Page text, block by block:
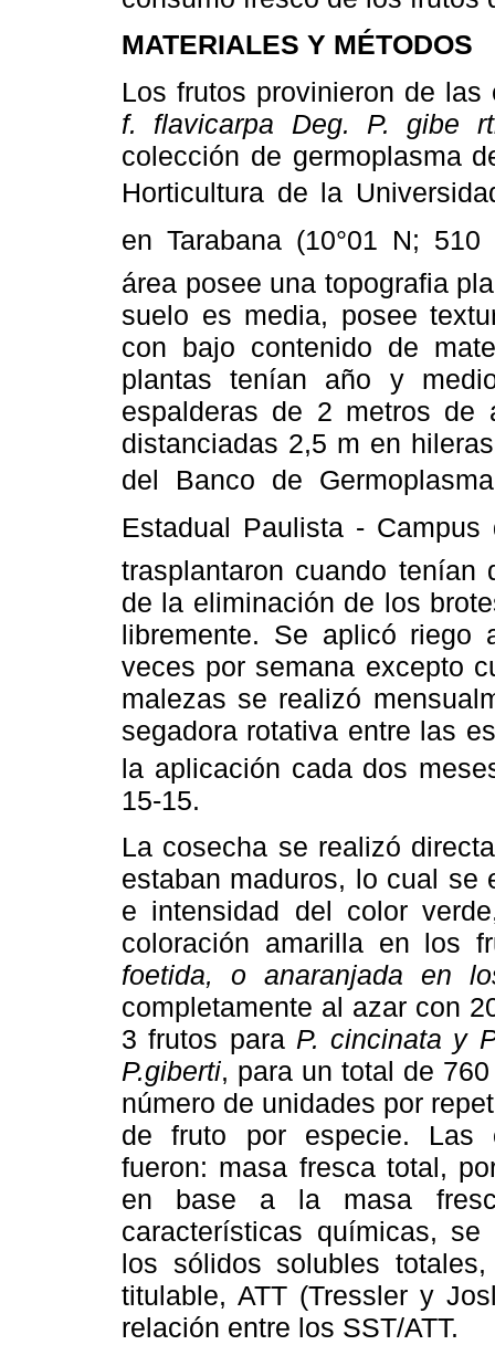
MATERIALES Y MÉTODOS
Los frutos provinieron de
f. flavicarpa Deg. P. gibe
colección de germoplasma
Horticultura de la
en Tarabana (10°01 N;
área posee una topografia
suelo es media, posee
con bajo contenido de
plantas tenían año y
espalderas de 2 metros
distanciadas 2,5 m en
del Banco de
Estadual Paulista - Campus
trasplantaron cuando
de la eliminación de los
libremente. Se aplicó
veces por semana excepto
malezas se realizó
segadora rotativa entre las
la aplicación cada dos
15-15.
La cosecha se realizó
estaban maduros, lo cual se
e intensidad del color
coloración amarilla en los
foetida, o anaranjada en
completamente al azar con
3 frutos paraP. cincinata y
P.giberti, para un total de
número de unidades por
de fruto por especie. Las
fueron: masa fresca total,
en base a la masa
características químicas,
los sólidos solubles
titulable, ATT (Tressler y
relación entre los SST/ATT.